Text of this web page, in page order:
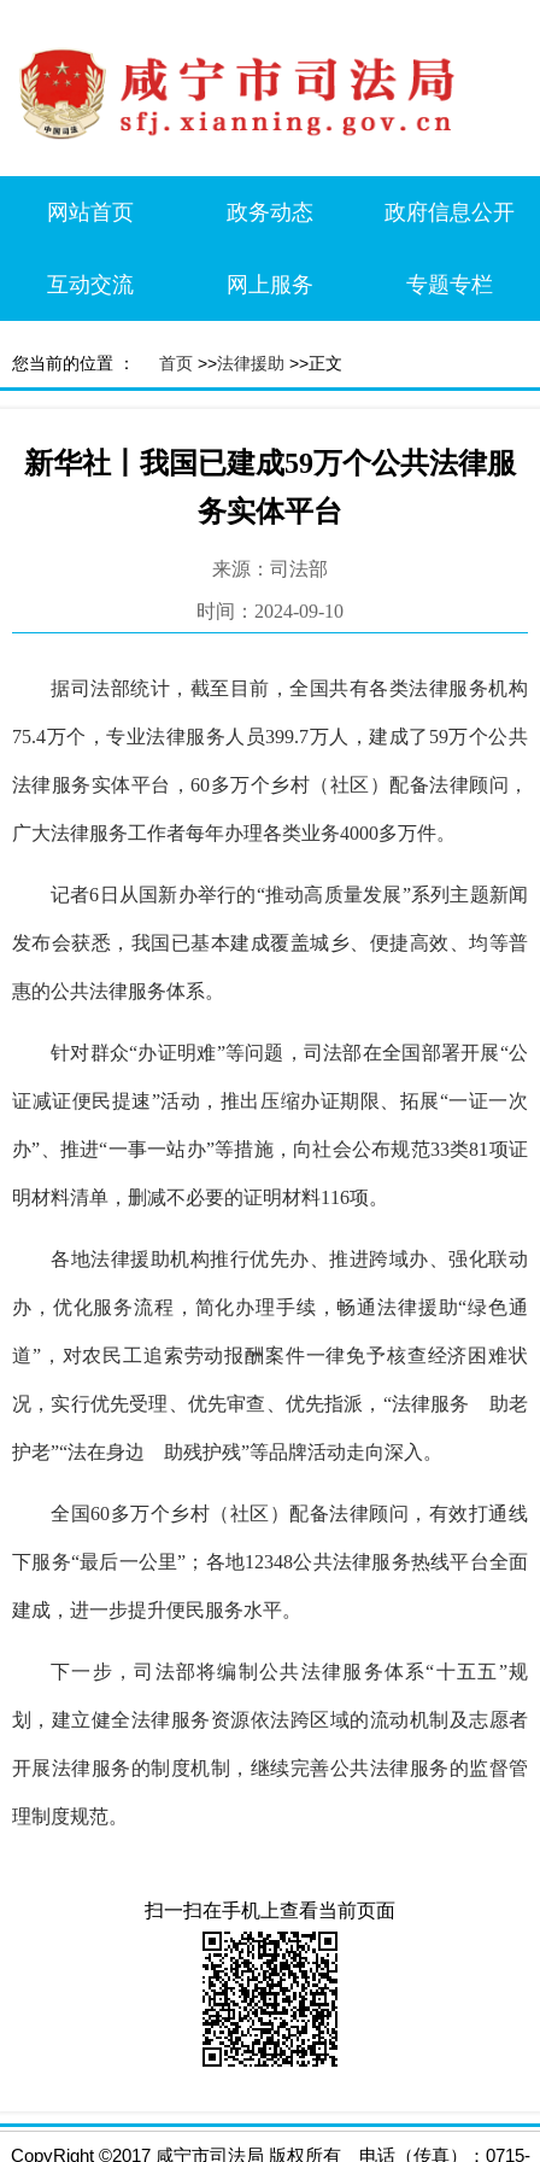
网站首页 政务动态 政府信息公开
互动交流 网上服务 专题专栏
您当前的位置 ： 首页 >>法律援助 >>正文
新华社丨我国已建成59万个公共法律服
务实体平台
来源：司法部
时间：2024-09-10
据司法部统计，截至目前，全国共有各类法律服务机构
75.4万个，专业法律服务人员399.7万人，建成了59万个公共
法律服务实体平台，60多万个乡村（社区）配备法律顾问，
广大法律服务工作者每年办理各类业务4000多万件。
记者6日从国新办举行的“推动高质量发展”系列主题新闻
发布会获悉，我国已基本建成覆盖城乡、便捷高效、均等普
惠的公共法律服务体系。
针对群众“办证明难”等问题，司法部在全国部署开展“公
证减证便民提速”活动，推出压缩办证期限、拓展“一证一次
办”、推进“一事一站办”等措施，向社会公布规范33类81项证
明材料清单，删减不必要的证明材料116项。
各地法律援助机构推行优先办、推进跨域办、强化联动
办，优化服务流程，简化办理手续，畅通法律援助“绿色通
道”，对农民工追索劳动报酬案件一律免予核查经济困难状
况，实行优先受理、优先审查、优先指派，“法律服务 助老
护老”“法在身边 助残护残”等品牌活动走向深入。
全国60多万个乡村（社区）配备法律顾问，有效打通线
下服务“最后一公里”；各地12348公共法律服务热线平台全面
建成，进一步提升便民服务水平。
下一步，司法部将编制公共法律服务体系“十五五”规
划，建立健全法律服务资源依法跨区域的流动机制及志愿者
开展法律服务的制度机制，继续完善公共法律服务的监督管
理制度规范。
扫一扫在手机上查看当前页面
CopyRight ©2017 咸宁市司法局 版权所有 电话（传真）：0715-